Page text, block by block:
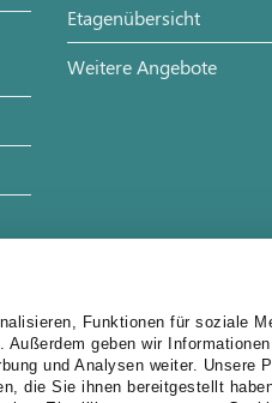
Funktionen für soziale
geben wir
und Analysen weiter. Unsere
die Sie ihnen bereitgestellt
Etagenübersicht
Weitere Angebote